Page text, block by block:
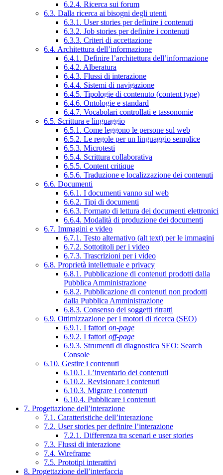
6.2.4. Ricerca sui forum
6.3. Dalla ricerca ai bisogni degli utenti
6.3.1. User stories per definire i contenuti
6.3.2. Job stories per definire i contenuti
6.3.3. Criteri di accettazione
6.4. Architettura dell’informazione
6.4.1. Definire l’architettura dell’informazione
6.4.2. Alberatura
6.4.3. Flussi di interazione
6.4.4. Sistemi di navigazione
6.4.5. Tipologie di contenuto (content type)
6.4.6. Ontologie e standard
6.4.7. Vocabolari controllati e tassonomie
6.5. Scrittura e linguaggio
6.5.1. Come leggono le persone sul web
6.5.2. Le regole per un linguaggio semplice
6.5.3. Microtesti
6.5.4. Scrittura collaborativa
6.5.5. Content critique
6.5.6. Traduzione e localizzazione dei contenuti
6.6. Documenti
6.6.1. I documenti vanno sul web
6.6.2. Tipi di documenti
6.6.3. Formato di lettura dei documenti elettronici
6.6.4. Modalità di produzione dei documenti
6.7. Immagini e video
6.7.1. Testo alternativo (alt text) per le immagini
6.7.2. Sottotitoli per i video
6.7.3. Trascrizioni per i video
6.8. Proprietà intellettuale e privacy
6.8.1. Pubblicazione di contenuti prodotti dalla
Pubblica Amministrazione
6.8.2. Pubblicazione di contenuti non prodotti
dalla Pubblica Amministrazione
6.8.3. Consenso dei soggetti ritratti
6.9. Ottimizzazione per i motori di ricerca (SEO)
6.9.1. I fattori on-page
6.9.2. I fattori off-page
6.9.3. Strumenti di diagnostica SEO: Search
Console
6.10. Gestire i contenuti
6.10.1. L’inventario dei contenuti
6.10.2. Revisionare i contenuti
6.10.3. Migrare i contenuti
6.10.4. Pubblicare i contenuti
7. Progettazione dell’interazione
7.1. Caratteristiche dell’interazione
7.2. User stories per definire l’interazione
7.2.1. Differenza tra scenari e user stories
7.3. Flussi di interazione
7.4. Wireframe
7.5. Prototipi interattivi
8. Progettazione dell’interfaccia